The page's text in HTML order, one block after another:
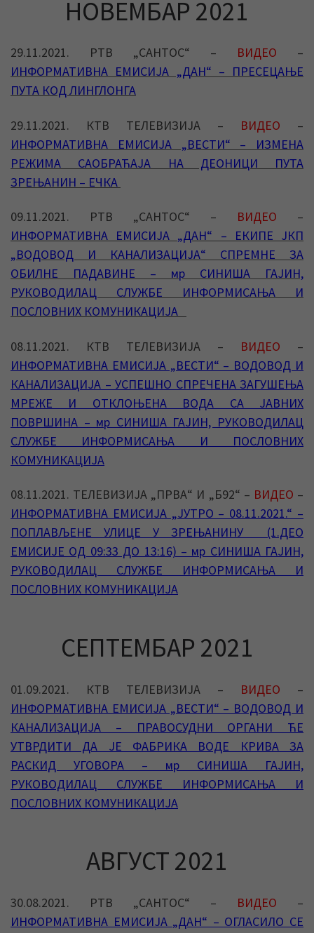
НОВЕМБАР 2021
29.11.2021. РТВ „САНТОС“ – ВИДЕО –
ИНФОРМАТИВНА ЕМИСИЈА „ДАН“ – ПРЕСЕЦАЊЕ
ПУТА КОД ЛИНГЛОНГА
29.11.2021. КТВ ТЕЛЕВИЗИЈА – ВИДЕО –
ИНФОРМАТИВНА ЕМИСИЈА „ВЕСТИ“ – ИЗМЕНА
РЕЖИМА САОБРАЋАЈА НА ДЕОНИЦИ ПУТА
ЗРЕЊАНИН – ЕЧКА
09.11.2021. РТВ „САНТОС“ – ВИДЕО –
ИНФОРМАТИВНА ЕМИСИЈА „ДАН“ – ЕКИПЕ ЈКП
„ВОДОВОД И КАНАЛИЗАЦИЈА“ СПРЕМНЕ ЗА
ОБИЛНЕ ПАДАВИНЕ – мр СИНИША ГАЈИН,
РУКОВОДИЛАЦ СЛУЖБЕ ИНФОРМИСАЊА И
ПОСЛОВНИХ КОМУНИКАЦИЈА
08.11.2021. КТВ ТЕЛЕВИЗИЈА – ВИДЕО –
ИНФОРМАТИВНА ЕМИСИЈА „ВЕСТИ“ – ВОДОВОД И
КАНАЛИЗАЦИЈА – УСПЕШНО СПРЕЧЕНА ЗАГУШЕЊА
МРЕЖЕ И ОТКЛОЊЕНА ВОДА СА ЈАВНИХ
ПОВРШИНА – мр СИНИША ГАЈИН, РУКОВОДИЛАЦ
СЛУЖБЕ ИНФОРМИСАЊА И ПОСЛОВНИХ
КОМУНИКАЦИЈА
08.11.2021. ТЕЛЕВИЗИЈА „ПРВА“ И „Б92“ – ВИДЕО –
ИНФОРМАТИВНА ЕМИСИЈА „ЈУТРО – 08.11.2021.“ –
ПОПЛАВЉЕНЕ УЛИЦЕ У ЗРЕЊАНИНУ (1.ДЕО
ЕМИСИЈЕ ОД 09:33 ДО 13:16) – мр СИНИША ГАЈИН,
РУКОВОДИЛАЦ СЛУЖБЕ ИНФОРМИСАЊА И
ПОСЛОВНИХ КОМУНИКАЦИЈА
СЕПТЕМБАР 2021
01.09.2021. КТВ ТЕЛЕВИЗИЈА – ВИДЕО –
ИНФОРМАТИВНА ЕМИСИЈА „ВЕСТИ“ – ВОДОВОД И
КАНАЛИЗАЦИЈА – ПРАВОСУДНИ ОРГАНИ ЋЕ
УТВРДИТИ ДА ЈЕ ФАБРИКА ВОДЕ КРИВА ЗА
РАСКИД УГОВОРА – мр СИНИША ГАЈИН,
РУКОВОДИЛАЦ СЛУЖБЕ ИНФОРМИСАЊА И
ПОСЛОВНИХ КОМУНИКАЦИЈА
АВГУСТ 2021
30.08.2021. РТВ „САНТОС“ – ВИДЕО –
ИНФОРМАТИВНА ЕМИСИЈА „ДАН“ – ОГЛАСИЛО СЕ